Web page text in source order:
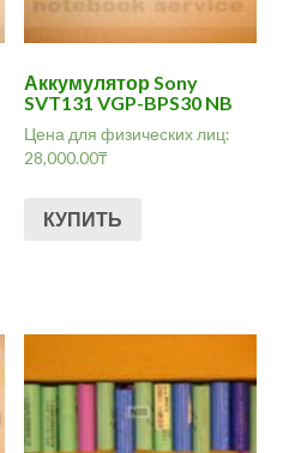
Аккумулятор Sony
SVT131 VGP-BPS30 NB
Цена для физических лиц:
28,000.00₸
КУПИТЬ